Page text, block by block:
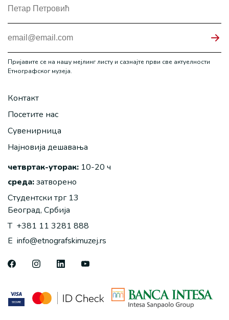
Пријавите се на нашу мејлинг листу и сазнајте први све актуелности
Етнографског музеја.
Контакт
Посетите нас
Сувенирница
Најновија дешавања
четвртак-уторак: 10-20 ч
среда:затворено
Студентски трг 13
Београд, Србија
T +381 11 3281 888
E info@etnografskimuzej.rs